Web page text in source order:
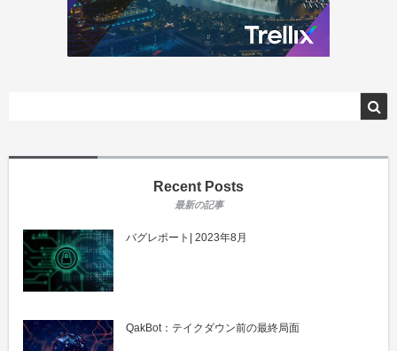
Recent Posts
バグレポート| 2023年8月
QakBot：テイクダウン前の最終局面